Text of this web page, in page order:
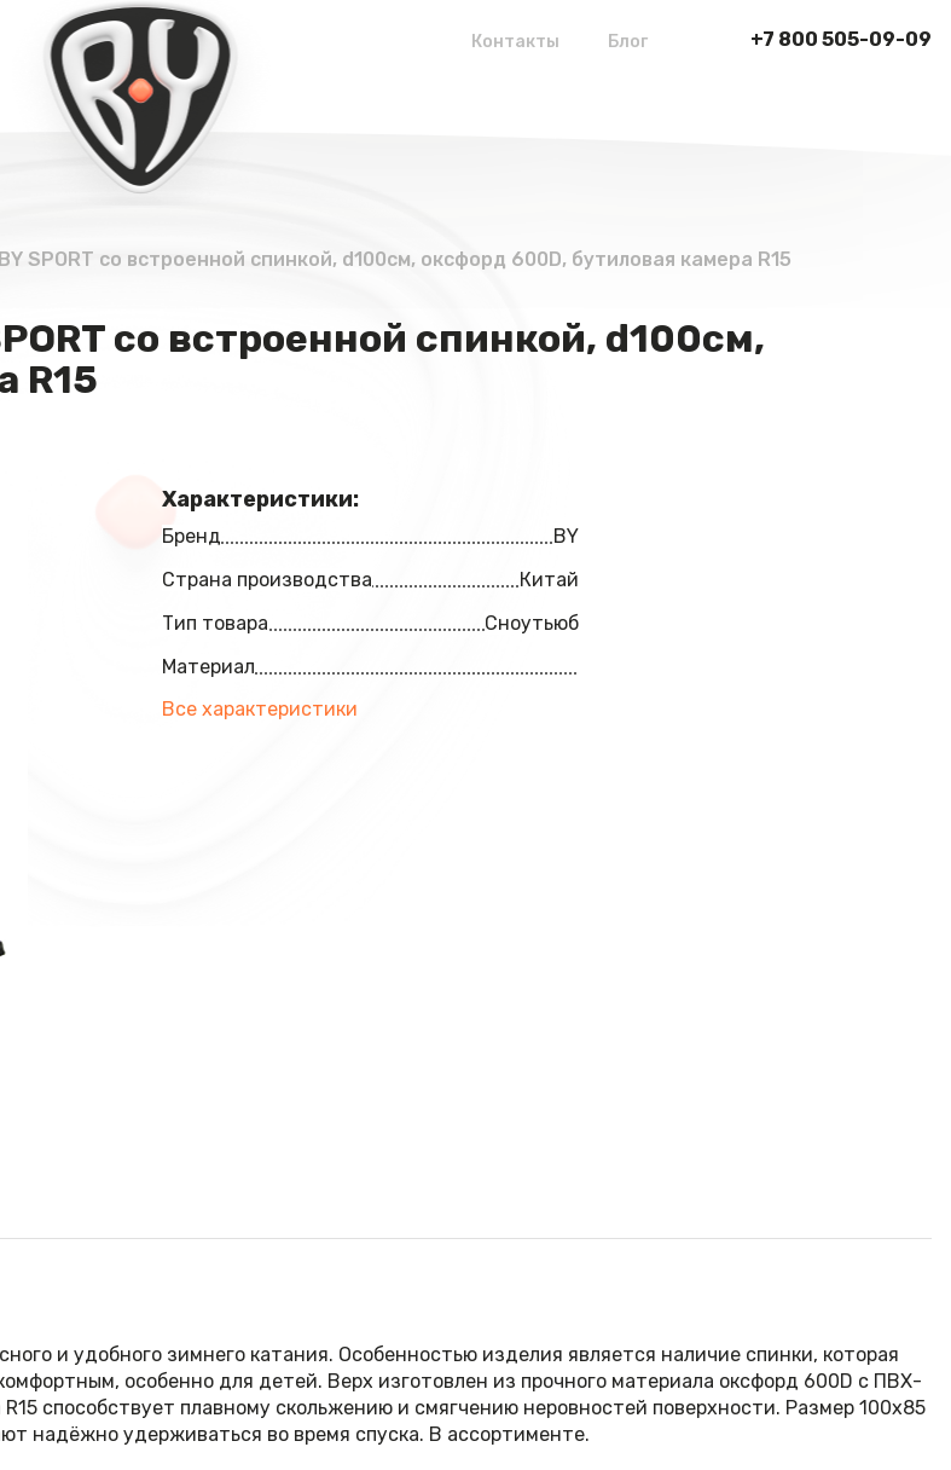
+7 800 505-09-09
Контакты Блог
SPORT со встроенной спинкой, d100см, оксфорд 600D, бутиловая камера R15
со встроенной спинкой, d100см,
R15
Характеристики:
Бренд
BY
Страна производства
Китай
Тип товара
Сноутьюб
Материал
Все характеристики
и удобного зимнего катания. Особенностью изделия является наличие спинки, которая
особенно для детей. Верх изготовлен из прочного материала оксфорд 600D с ПВХ-
способствует плавному скольжению и смягчению неровностей поверхности. Размер 100х85
надёжно удерживаться во время спуска. В ассортименте.